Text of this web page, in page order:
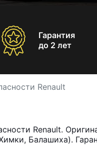
Гарантия
до 2 лет
Renault
Renault.
Балашиха).